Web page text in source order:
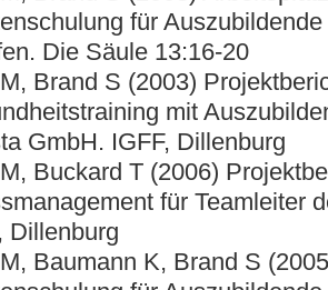
für
Die Säule 13:16-20
Brand S (2003)
mit
GmbH. IGFF, Dillenburg
Buckard T (2006)
für Teamleiter
Dillenburg
Baumann K, Brand S